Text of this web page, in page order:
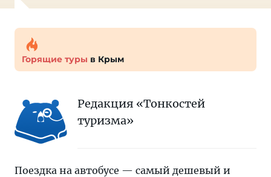
Горящие туры в Крым
Редакция «Тонкостей
туризма»
Поездка на автобусе — самый дешевый и